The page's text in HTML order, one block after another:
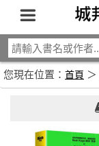
您現在位置： 首頁 ＞